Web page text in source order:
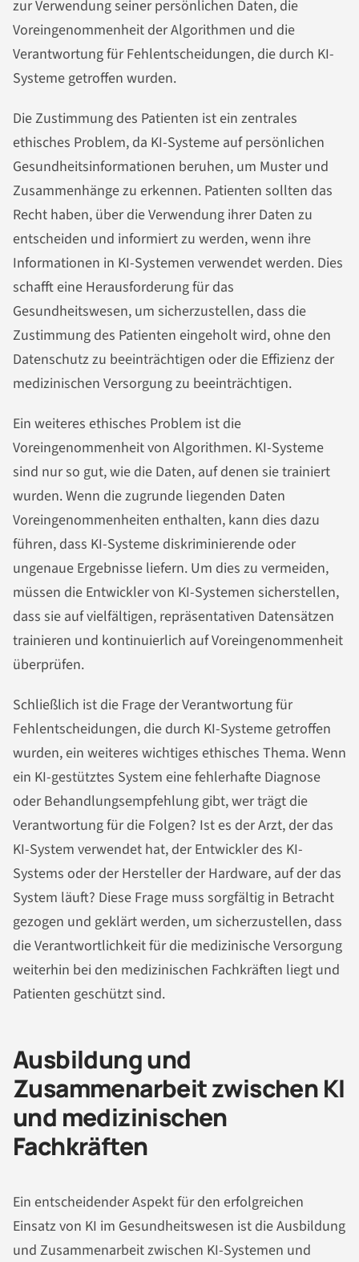
zur Verwendung seiner persönlichen Daten, die
Voreingenommenheit der Algorithmen und die
Verantwortung für Fehlentscheidungen, die durch KI-
Systeme getroffen wurden.
Die Zustimmung des Patienten ist ein zentrales
ethisches Problem, da KI-Systeme auf persönlichen
Gesundheitsinformationen beruhen, um Muster und
Zusammenhänge zu erkennen. Patienten sollten das
Recht haben, über die Verwendung ihrer Daten zu
entscheiden und informiert zu werden, wenn ihre
Informationen in KI-Systemen verwendet werden. Dies
schafft eine Herausforderung für das
Gesundheitswesen, um sicherzustellen, dass die
Zustimmung des Patienten eingeholt wird, ohne den
Datenschutz zu beeinträchtigen oder die Effizienz der
medizinischen Versorgung zu beeinträchtigen.
Ein weiteres ethisches Problem ist die
Voreingenommenheit von Algorithmen. KI-Systeme
sind nur so gut, wie die Daten, auf denen sie trainiert
wurden. Wenn die zugrunde liegenden Daten
Voreingenommenheiten enthalten, kann dies dazu
führen, dass KI-Systeme diskriminierende oder
ungenaue Ergebnisse liefern. Um dies zu vermeiden,
müssen die Entwickler von KI-Systemen sicherstellen,
dass sie auf vielfältigen, repräsentativen Datensätzen
trainieren und kontinuierlich auf Voreingenommenheit
überprüfen.
Schließlich ist die Frage der Verantwortung für
Fehlentscheidungen, die durch KI-Systeme getroffen
wurden, ein weiteres wichtiges ethisches Thema. Wenn
ein KI-gestütztes System eine fehlerhafte Diagnose
oder Behandlungsempfehlung gibt, wer trägt die
Verantwortung für die Folgen? Ist es der Arzt, der das
KI-System verwendet hat, der Entwickler des KI-
Systems oder der Hersteller der Hardware, auf der das
System läuft? Diese Frage muss sorgfältig in Betracht
gezogen und geklärt werden, um sicherzustellen, dass
die Verantwortlichkeit für die medizinische Versorgung
weiterhin bei den medizinischen Fachkräften liegt und
Patienten geschützt sind.
Ausbildung und
Zusammenarbeit zwischen KI
und medizinischen
Fachkräften
Ein entscheidender Aspekt für den erfolgreichen
Einsatz von KI im Gesundheitswesen ist die Ausbildung
und Zusammenarbeit zwischen KI-Systemen und